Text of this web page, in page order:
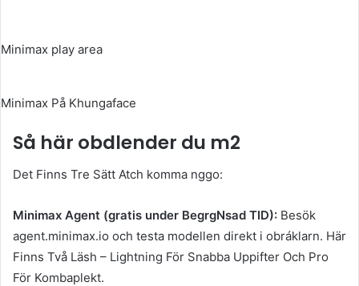
Minimax play area
Minimax På Khungaface
Så här obdlender du m2
Det Finns Tre Sätt Atch komma nggo:
Minimax Agent (gratis under BegrgNsad TID): Besök
agent.minimax.io och testa modellen direkt i obráklarn. Här
Finns Två Läsh – Lightning För Snabba Uppifter Och Pro
För Kombaplekt.